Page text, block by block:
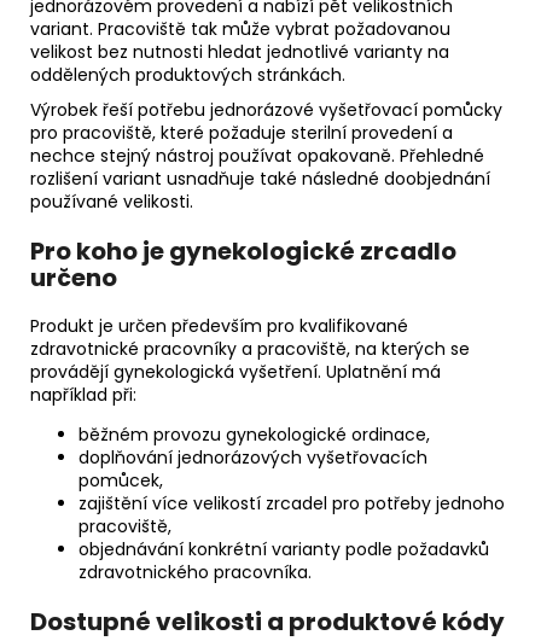
jednorázovém provedení a nabízí pět velikostních
variant. Pracoviště tak může vybrat požadovanou
velikost bez nutnosti hledat jednotlivé varianty na
oddělených produktových stránkách.
Výrobek řeší potřebu jednorázové vyšetřovací pomůcky
pro pracoviště, které požaduje sterilní provedení a
nechce stejný nástroj používat opakovaně. Přehledné
rozlišení variant usnadňuje také následné doobjednání
používané velikosti.
Pro koho je gynekologické zrcadlo
určeno
Produkt je určen především pro kvalifikované
zdravotnické pracovníky a pracoviště, na kterých se
provádějí gynekologická vyšetření. Uplatnění má
například při:
běžném provozu gynekologické ordinace,
doplňování jednorázových vyšetřovacích
pomůcek,
zajištění více velikostí zrcadel pro potřeby jednoho
pracoviště,
objednávání konkrétní varianty podle požadavků
zdravotnického pracovníka.
Dostupné velikosti a produktové kódy